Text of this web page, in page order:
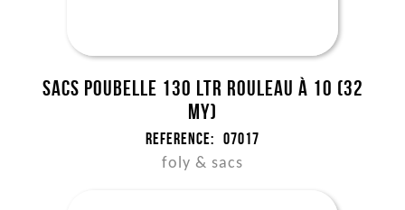
Sacs poubelle 130 ltr rouleau à 10 (32
my)
Reference: 07017
foly & sacs